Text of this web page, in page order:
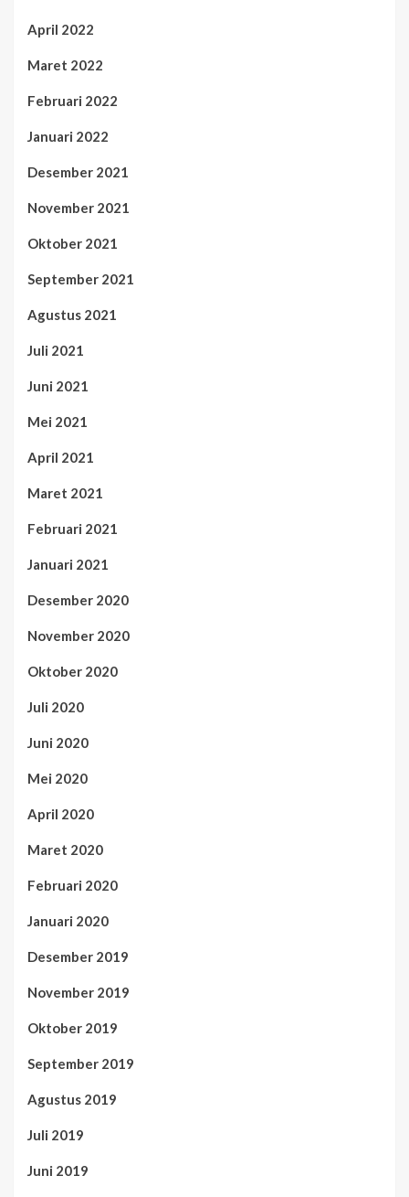
April 2022
Maret 2022
Februari 2022
Januari 2022
Desember 2021
November 2021
Oktober 2021
September 2021
Agustus 2021
Juli 2021
Juni 2021
Mei 2021
April 2021
Maret 2021
Februari 2021
Januari 2021
Desember 2020
November 2020
Oktober 2020
Juli 2020
Juni 2020
Mei 2020
April 2020
Maret 2020
Februari 2020
Januari 2020
Desember 2019
November 2019
Oktober 2019
September 2019
Agustus 2019
Juli 2019
Juni 2019